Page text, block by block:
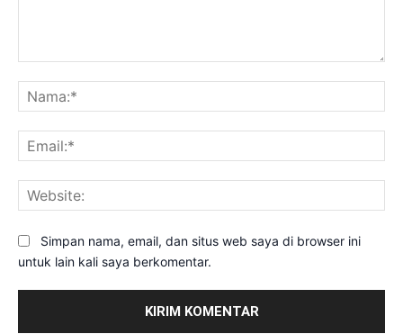
Simpan nama, email, dan situs web saya di browser ini
untuk lain kali saya berkomentar.